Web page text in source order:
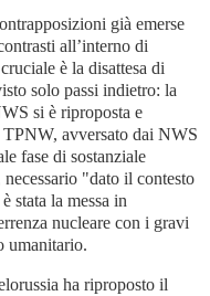
già emerse
all’interno di
è la disattesa di
solo passi indietro: la
si è riproposta e
avversato dai NWS
fase di sostanziale
"dato il contesto
stata la messa in
nucleare con i gravi
umanitario.
ha riproposto il